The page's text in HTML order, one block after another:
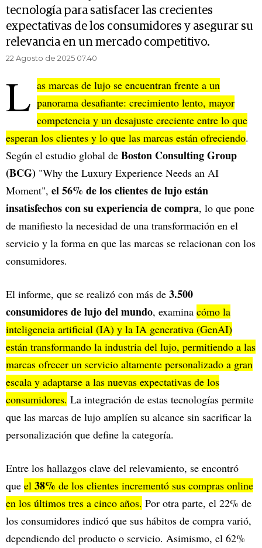
tecnología para satisfacer las crecientes
expectativas de los consumidores y asegurar su
relevancia en un mercado competitivo.
22 Agosto de 2025 07.40
L as marcas de lujo se encuentran frente a un
panorama desafiante: crecimiento lento, mayor
competencia y un desajuste creciente entre lo que
esperan los clientes y lo que las marcas están ofreciendo.
Según el estudio global de Boston Consulting Group
(BCG) "Why the Luxury Experience Needs an AI
Moment", el 56% de los clientes de lujo están
insatisfechos con su experiencia de compra, lo que pone
de manifiesto la necesidad de una transformación en el
servicio y la forma en que las marcas se relacionan con los
consumidores.
El informe, que se realizó con más de 3.500
consumidores de lujo del mundo, examina cómo la
inteligencia artificial (IA) y la IA generativa (GenAI)
están transformando la industria del lujo, permitiendo a las
marcas ofrecer un servicio altamente personalizado a gran
escala y adaptarse a las nuevas expectativas de los
consumidores. La integración de estas tecnologías permite
que las marcas de lujo amplíen su alcance sin sacrificar la
personalización que define la categoría.
Entre los hallazgos clave del relevamiento, se encontró
que el 38% de los clientes incrementó sus compras online
en los últimos tres a cinco años. Por otra parte, el 22% de
los consumidores indicó que sus hábitos de compra varió,
dependiendo del producto o servicio. Asimismo, el 62%